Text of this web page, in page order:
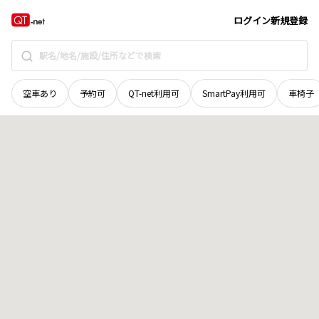
ログイン新規登録
空車あり 予約可 QT-net利用可 SmartPay利用可 車椅子
長野県